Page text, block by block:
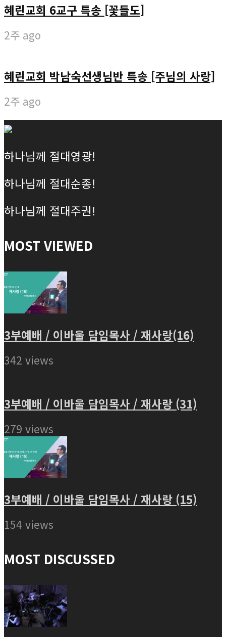
혜린교회 6교구 특송 [꽃들도]
2주 ago
혜린교회 박남숙선생님반 특송 [주님의 사랑]
2주 ago
하나님께 절대영광!
하나님께 절대순종!
하나님께 절대주권!
MOST VIEWED
3부예배 / 이바울 담임목사 / 재사랑(16)
342 views
3부예배 / 이바울 담임목사 / 재사랑 (31)
279 views
3부예배 / 이바울 담임목사 / 재사랑 (15)
154 views
MOST DISCUSSED